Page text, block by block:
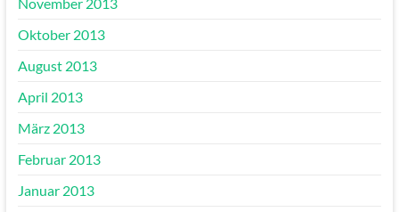
Oktober 2013
August 2013
April 2013
März 2013
Februar 2013
Januar 2013